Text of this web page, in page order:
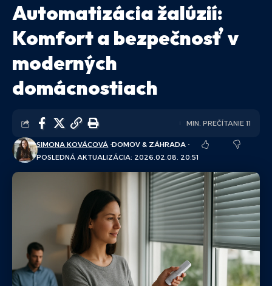
Automatizácia žalúzií:
Komfort a bezpečnosť v
moderných
domácnostiach
POSLEDNÁ AKTUALIZÁCIA: 2026.02.08. 20:51
SIMONA KOVÁCOVÁ DOMOV & ZÁHRADA
MIN. PREČÍTANIE 11